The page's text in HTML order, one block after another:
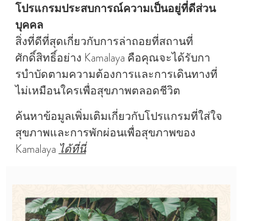
โปรแกรมประสบการณ์ความเป็นอยู่ที่ดีส่วน
บุคคล
สิ่งที่ดีที่สุดเกี่ยวกับการล่าถอยที่สถานที่
ศักดิ์สิทธิ์อย่าง Kamalaya คือคุณจะได้รับกา
รบําบัดตามความต้องการและการเดินทางที่
ไม่เหมือนใครเพื่อสุขภาพตลอดชีวิต
ค้นหาข้อมูลเพิ่มเติมเกี่ยวกับโปรแกรมที่ใส่ใจ
สุขภาพและการพักผ่อนเพื่อสุขภาพของ
Kamalaya ได้ที่นี่